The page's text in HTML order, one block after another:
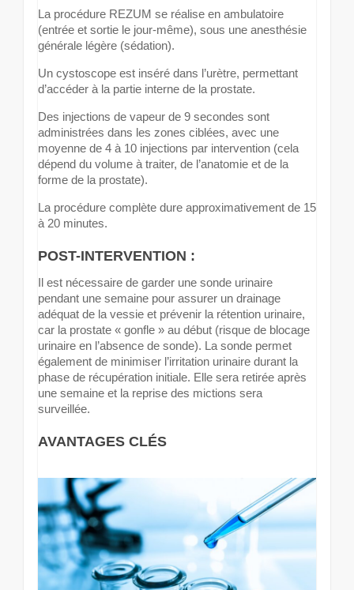
La procédure REZUM se réalise en ambulatoire
(entrée et sortie le jour-même), sous une anesthésie
générale légère (sédation).
Un cystoscope est inséré dans l’urètre, permettant
d’accéder à la partie interne de la prostate.
Des injections de vapeur de 9 secondes sont
administrées dans les zones ciblées, avec une
moyenne de 4 à 10 injections par intervention (cela
dépend du volume à traiter, de l’anatomie et de la
forme de la prostate).
La procédure complète dure approximativement de 15
à 20 minutes.
POST-INTERVENTION :
Il est nécessaire de garder une sonde urinaire
pendant une semaine pour assurer un drainage
adéquat de la vessie et prévenir la rétention urinaire,
car la prostate « gonfle » au début (risque de blocage
urinaire en l’absence de sonde). La sonde permet
également de minimiser l’irritation urinaire durant la
phase de récupération initiale. Elle sera retirée après
une semaine et la reprise des mictions sera
surveillée.
AVANTAGES CLÉS